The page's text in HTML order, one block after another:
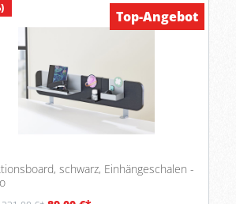
schwarz, Einhängeschalen -
Top-Angebot